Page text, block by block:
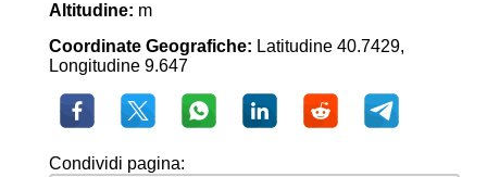
Altitudine: m
Coordinate Geografiche: Latitudine 40.7429,
Longitudine 9.647
Condividi pagina: